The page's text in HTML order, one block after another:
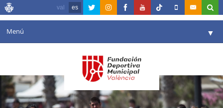
val es
Menú ▼
Agenda
Instalaciones ▼